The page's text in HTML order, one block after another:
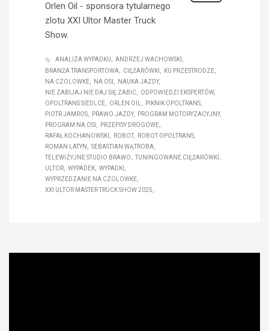
Orlen Oil - sponsora tytularnego
zlotu XXI Ultor Master Truck
Show.
ANALIZA WYPADKU
ANDRZEJ WACHOWSKI
BRANŻA TRANSPORTOWA
CIĘŻARÓWKI
KU PRZESTRODZE
NA CZOLOWKE
NA OSI
NAUKA JAZDY
NIE ZABIJAJ NIE DAJ SIĘ ZABIĆ
ODPOWIEDZI EKSPERTÓW
OPOLTRANS SIEDLCE
ORLEN OIL
PIKNIK OPOLTRANS
PIOTR JAMROS
PRAWO JAZDY
PROGRAM MOTORYZACYJNY
PROGRAM NA OSI
PRZEPISY DROGOWE
RAFAŁ KOCHANOWSKI
ROBOT
ROBOT OPOLTRANS
ROMAN LATYN
SEBASTIAN WĄTROBA
TELEWIZYJNE STUDIO BRAWO
TUNINGOWANE CIĘŻARÓWKI
ULTOR
WYPADEK
WYPADKI
WYPRZEDZANIE NA CZOLOWKE
XXI ULTOR MASTER TRUCK SHOW 2025